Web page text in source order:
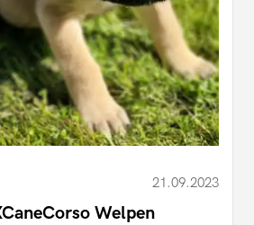
21.09.2023
Welpen